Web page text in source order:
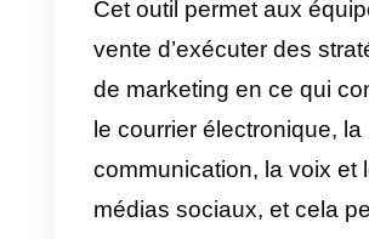
provenant des
web d’une
Dans le même ordre
support de cet